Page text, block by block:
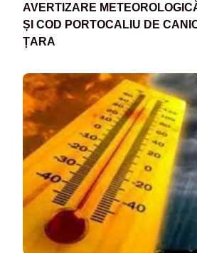
AVERTIZARE
ȘI COD PORTOCALIU DE
ȚARA